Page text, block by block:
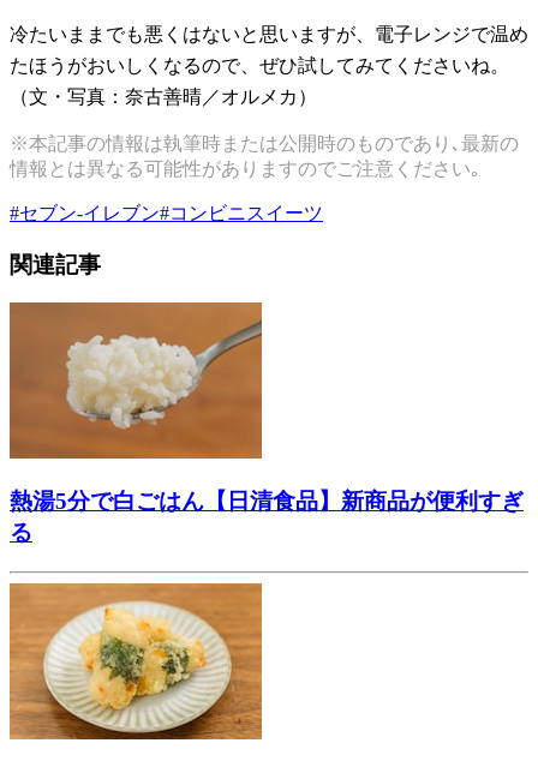
冷たいままでも悪くはないと思いますが、電子レンジで温め
たほうがおいしくなるので、ぜひ試してみてくださいね。
（文・写真：奈古善晴／オルメカ）
※本記事の情報は執筆時または公開時のものであり､最新の
情報とは異なる可能性がありますのでご注意ください｡
#セブン-イレブン#コンビニスイーツ
関連記事
熱湯5分で白ごはん【日清食品】新商品が便利すぎ
る